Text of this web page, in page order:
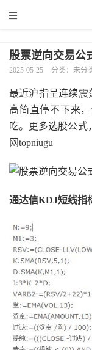
股票逆向交易公
2025-05-25 分类：未分
最近沪指呈连续震
高简直停不下来
吃。更多选股公式
网topniugu
通达信KDJ短线指